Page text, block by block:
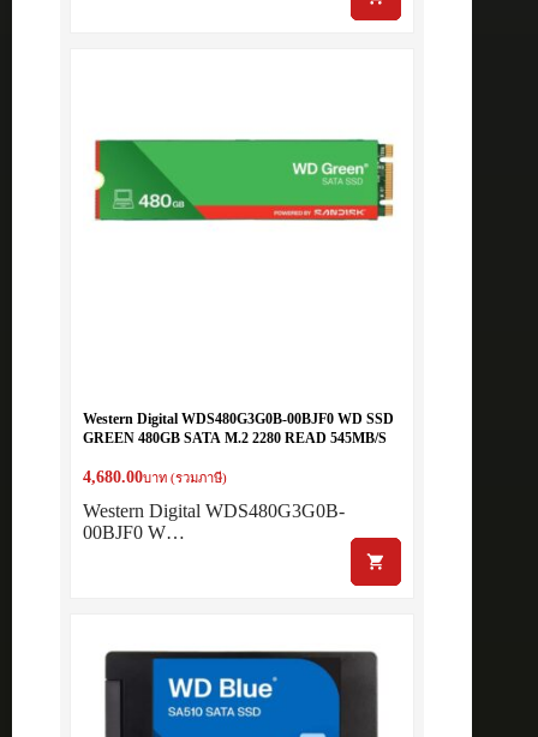
Western Digital WDS480G3G0B-00BJF0 WD SSD
GREEN 480GB SATA M.2 2280 READ 545MB/S
4,680.00บาท (รวมภาษี)
Western Digital WDS480G3G0B-
00BJF0 W…